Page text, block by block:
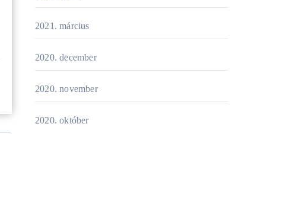
2021. március
2020. december
2020. november
2020. október